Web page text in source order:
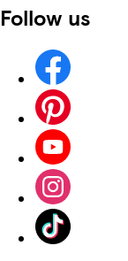
Follow us